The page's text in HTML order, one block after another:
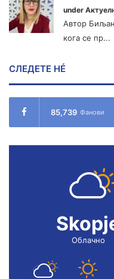
under
Автор
кога се пр...
СЛЕДЕТЕ НÉ
85,739 Фанови
Облачно